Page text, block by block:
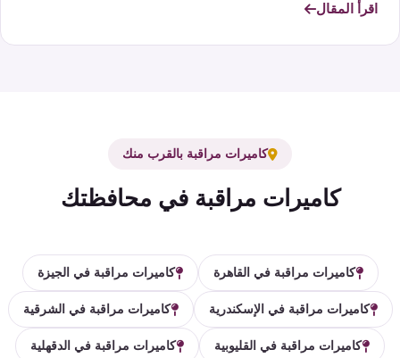
اقرأ المقال
كاميرات مراقبة بالقرب منك
كاميرات مراقبة في محافظتك
كاميرات مراقبة في القاهرة كاميرات مراقبة في الجيزة
كاميرات مراقبة في الإسكندرية كاميرات مراقبة في الشرقية
كاميرات مراقبة في القليوبية كاميرات مراقبة في الدقهلية